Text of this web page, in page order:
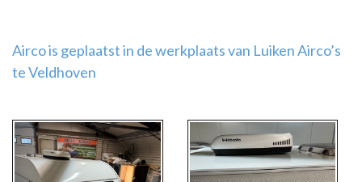
Airco is geplaatst in de werkplaats van Luiken Airco’s
te Veldhoven